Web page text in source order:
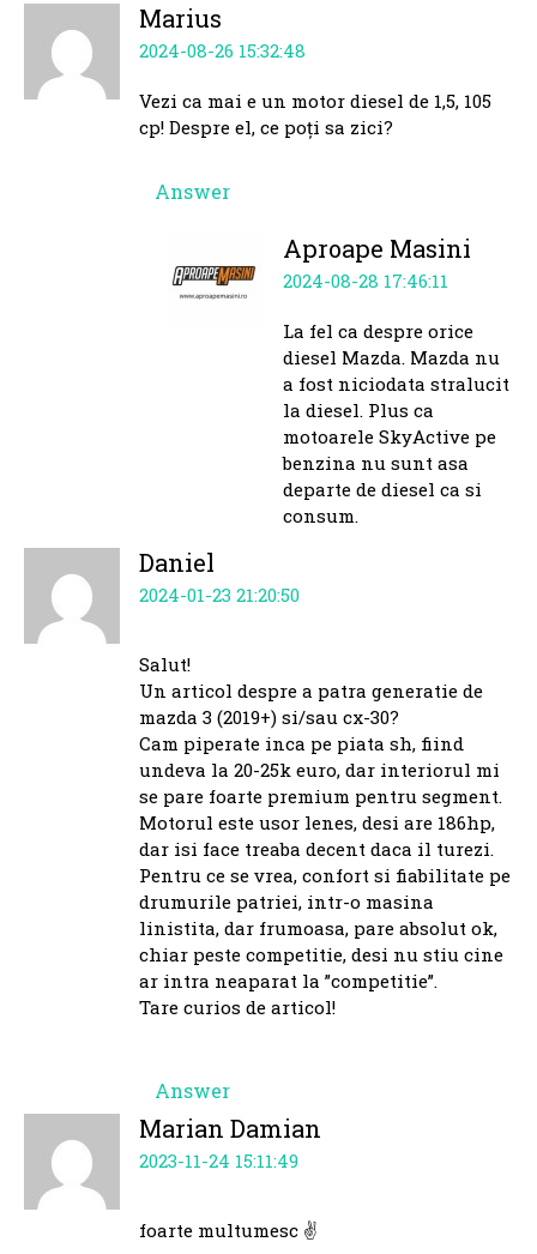
Marius
2024-08-26 15:32:48
Vezi ca mai e un motor diesel de 1,5, 105
cp! Despre el, ce poți sa zici?
Answer
Aproape Masini
2024-08-28 17:46:11
La fel ca despre orice
diesel Mazda. Mazda nu
a fost niciodata stralucit
la diesel. Plus ca
motoarele SkyActive pe
benzina nu sunt asa
departe de diesel ca si
consum.
Daniel
2024-01-23 21:20:50
Salut!
Un articol despre a patra generatie de
mazda 3 (2019+) si/sau cx-30?
Cam piperate inca pe piata sh, fiind
undeva la 20-25k euro, dar interiorul mi
se pare foarte premium pentru segment.
Motorul este usor lenes, desi are 186hp,
dar isi face treaba decent daca il turezi.
Pentru ce se vrea, confort si fiabilitate pe
drumurile patriei, intr-o masina
linistita, dar frumoasa, pare absolut ok,
chiar peste competitie, desi nu stiu cine
ar intra neaparat la ”competitie”.
Tare curios de articol!
Answer
Marian Damian
2023-11-24 15:11:49
foarte multumesc ✌